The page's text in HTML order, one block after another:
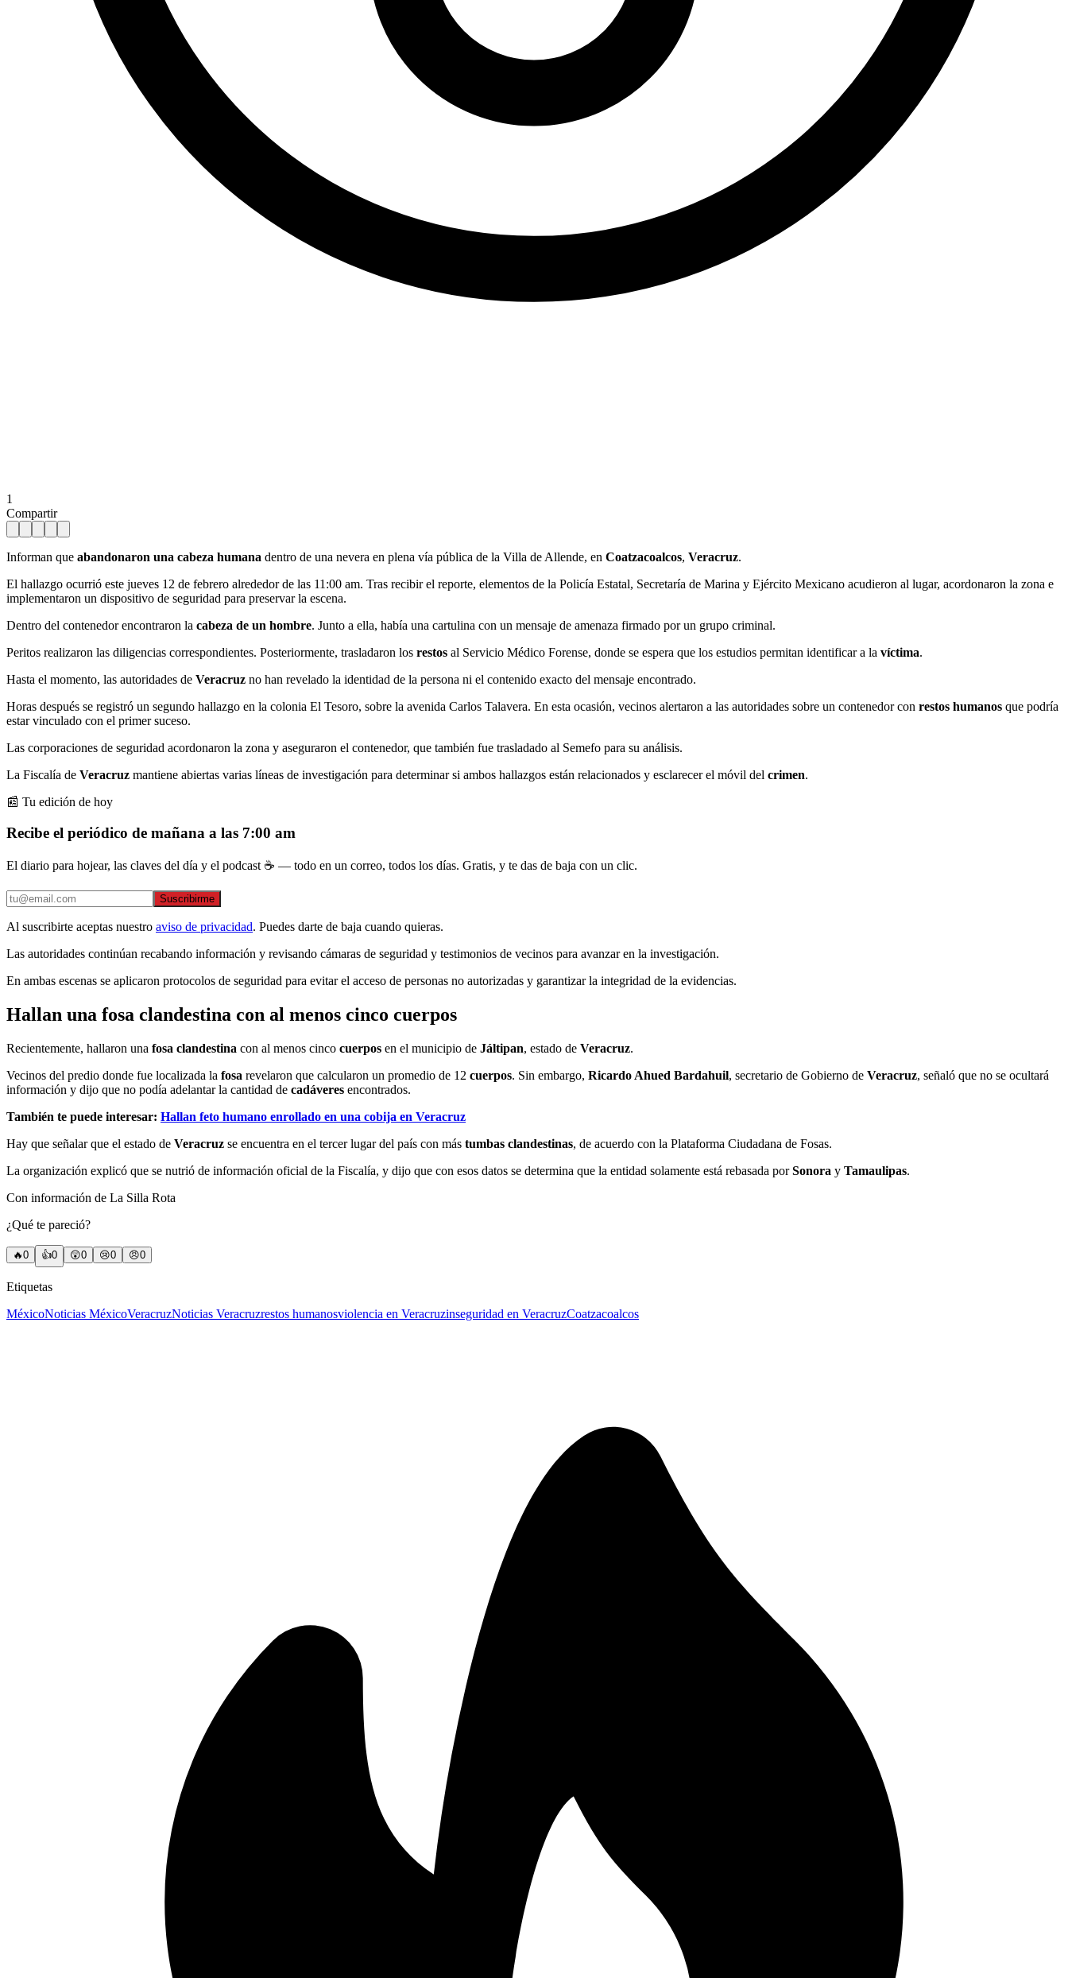
1
Compartir
Informan que abandonaron una cabeza humana dentro de una nevera en plena vía pública de la Villa de Allende, en Coatzacoalcos, Veracruz.
El hallazgo ocurrió este jueves 12 de febrero alrededor de las 11:00 am. Tras recibir el reporte, elementos de la Policía Estatal, Secretaría de Marina y Ejército Mexicano acudieron al lugar, acordonaron la zona e
implementaron un dispositivo de seguridad para preservar la escena.
Dentro del contenedor encontraron la cabeza de un hombre. Junto a ella, había una cartulina con un mensaje de amenaza firmado por un grupo criminal.
Peritos realizaron las diligencias correspondientes. Posteriormente, trasladaron los restos al Servicio Médico Forense, donde se espera que los estudios permitan identificar a la víctima.
Hasta el momento, las autoridades de Veracruz no han revelado la identidad de la persona ni el contenido exacto del mensaje encontrado.
Horas después se registró un segundo hallazgo en la colonia El Tesoro, sobre la avenida Carlos Talavera. En esta ocasión, vecinos alertaron a las autoridades sobre un contenedor con restos humanos que podría
estar vinculado con el primer suceso.
Las corporaciones de seguridad acordonaron la zona y aseguraron el contenedor, que también fue trasladado al Semefo para su análisis.
La Fiscalía de Veracruz mantiene abiertas varias líneas de investigación para determinar si ambos hallazgos están relacionados y esclarecer el móvil del crimen.
📰 Tu edición de hoy
Recibe el periódico de mañana a las 7:00 am
El diario para hojear, las claves del día y el podcast ☕ — todo en un correo, todos los días. Gratis, y te das de baja con un clic.
Suscribirme
Al suscribirte aceptas nuestro aviso de privacidad. Puedes darte de baja cuando quieras.
Las autoridades continúan recabando información y revisando cámaras de seguridad y testimonios de vecinos para avanzar en la investigación.
En ambas escenas se aplicaron protocolos de seguridad para evitar el acceso de personas no autorizadas y garantizar la integridad de la evidencias.
Hallan una fosa clandestina con al menos cinco cuerpos
Recientemente, hallaron una fosa clandestina con al menos cinco cuerpos en el municipio de Jáltipan, estado de Veracruz.
Vecinos del predio donde fue localizada la fosa revelaron que calcularon un promedio de 12 cuerpos. Sin embargo, Ricardo Ahued Bardahuil, secretario de Gobierno de Veracruz, señaló que no se ocultará
información y dijo que no podía adelantar la cantidad de cadáveres encontrados.
También te puede interesar: Hallan feto humano enrollado en una cobija en Veracruz
Hay que señalar que el estado de Veracruz se encuentra en el tercer lugar del país con más tumbas clandestinas, de acuerdo con la Plataforma Ciudadana de Fosas.
La organización explicó que se nutrió de información oficial de la Fiscalía, y dijo que con esos datos se determina que la entidad solamente está rebasada porSonora y Tamaulipas.
Con información de La Silla Rota
¿Qué te pareció?
🔥0 👍0 😲0 😢0 😠0
Etiquetas
MéxicoNoticias MéxicoVeracruzNoticias Veracruzrestos humanosviolencia en Veracruzinseguridad en VeracruzCoatzacoalcos